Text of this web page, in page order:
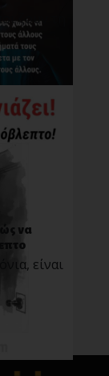
ζουν τη
να
είναι